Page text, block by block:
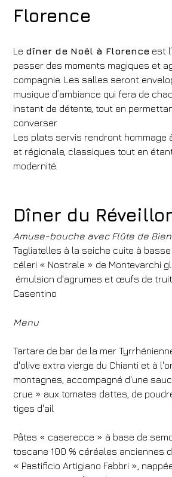
Florence
Le dîner de Noël à Florence est
passer des moments magiques et
compagnie. Les salles seront
musique d’ambiance qui fera de
instant de détente, tout en
converser.
Les plats servis rendront hommage
et régionale, classiques tout en
modernité.
Dîner du
Amuse-bouche avec Flûte de
Tagliatelles à la seiche cuite à
céleri « Nostrale » de Montevarchi
émulsion d'agrumes et œufs de
Casentino
Menu
Tartare de bar de la mer
d'olive extra vierge du Chianti et à
montagnes, accompagné d'une
crue » aux tomates dattes, de
tiges d'ail
Pâtes « caserecce » à base de
toscane 100 % céréales anciennes
« Pastificio Artigiano Fabbri »,